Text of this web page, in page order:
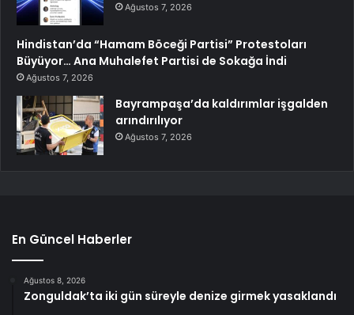
Ağustos 7, 2026
Hindistan’da “Hamam Böceği Partisi” Protestoları
Büyüyor… Ana Muhalefet Partisi de Sokağa İndi
Ağustos 7, 2026
Bayrampaşa’da kaldırımlar işgalden
arındırılıyor
Ağustos 7, 2026
En Güncel Haberler
Ağustos 8, 2026
Zonguldak’ta iki gün süreyle denize girmek yasaklandı